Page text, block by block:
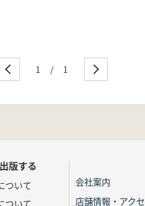
1 / 1
版する
ついて
会社案内
店舗情報・アク